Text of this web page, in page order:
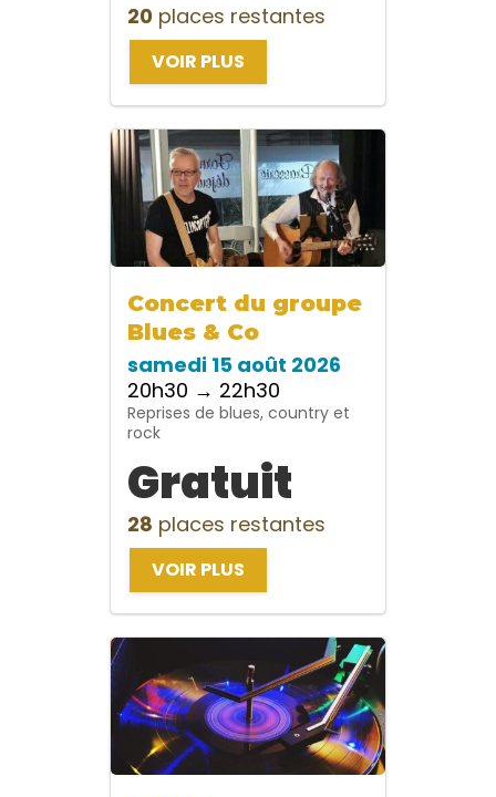
20 places restantes
VOIR PLUS
Concert du groupe
Blues & Co
samedi 15 août 2026
20h30 → 22h30
Reprises de blues, country et
rock
Gratuit
28 places restantes
VOIR PLUS